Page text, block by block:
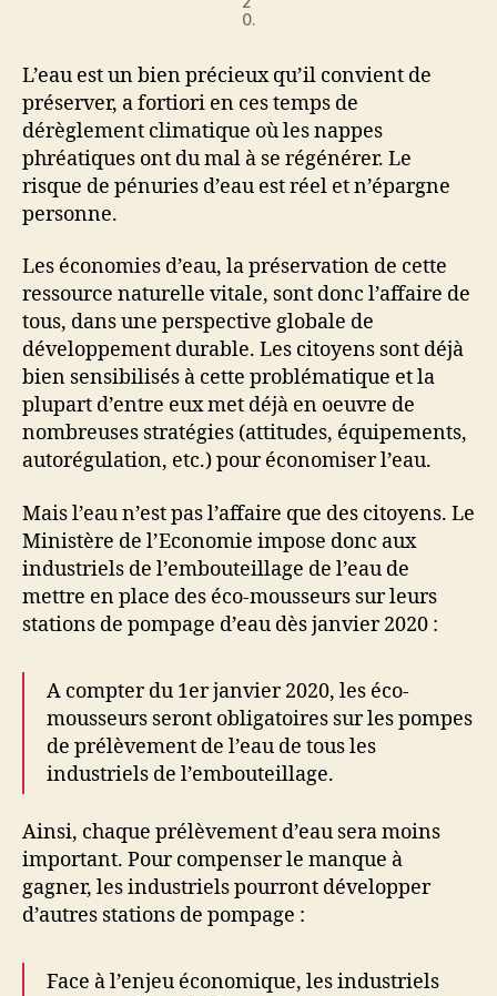
0.
L’eau est un bien précieux qu’il convient de
préserver, a fortiori en ces temps de
dérèglement climatique où les nappes
phréatiques ont du mal à se régénérer. Le
risque de pénuries d’eau est réel et n’épargne
personne.
Les économies d’eau, la préservation de cette
ressource naturelle vitale, sont donc l’affaire de
tous, dans une perspective globale de
développement durable. Les citoyens sont déjà
bien sensibilisés à cette problématique et la
plupart d’entre eux met déjà en oeuvre de
nombreuses stratégies (attitudes, équipements,
autorégulation, etc.) pour économiser l’eau.
Mais l’eau n’est pas l’affaire que des citoyens. Le
Ministère de l’Economie impose donc aux
industriels de l’embouteillage de l’eau de
mettre en place des éco-mousseurs sur leurs
stations de pompage d’eau dès janvier 2020 :
A compter du 1er janvier 2020, les éco-
mousseurs seront obligatoires sur les pompes
de prélèvement de l’eau de tous les
industriels de l’embouteillage.
Ainsi, chaque prélèvement d’eau sera moins
important. Pour compenser le manque à
gagner, les industriels pourront développer
d’autres stations de pompage :
Face à l’enjeu économique, les industriels